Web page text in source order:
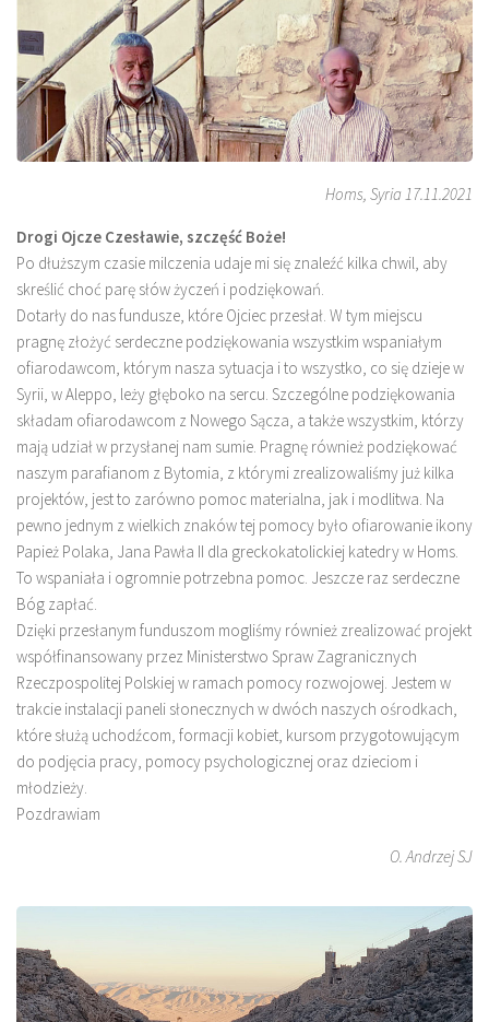
Homs, Syria 17.11.2021
Drogi Ojcze Czesławie, szczęść Boże!
Po dłuższym czasie milczenia udaje mi się znaleźć kilka chwil, aby
skreślić choć parę słów życzeń i podziękowań.
Dotarły do nas fundusze, które Ojciec przesłał. W tym miejscu
pragnę złożyć serdeczne podziękowania wszystkim wspaniałym
ofiarodawcom, którym nasza sytuacja i to wszystko, co się dzieje w
Syrii, w Aleppo, leży głęboko na sercu. Szczególne podziękowania
składam ofiarodawcom z Nowego Sącza, a także wszystkim, którzy
mają udział w przysłanej nam sumie. Pragnę również podziękować
naszym parafianom z Bytomia, z którymi zrealizowaliśmy już kilka
projektów, jest to zarówno pomoc materialna, jak i modlitwa. Na
pewno jednym z wielkich znaków tej pomocy było ofiarowanie ikony
Papież Polaka, Jana Pawła II dla greckokatolickiej katedry w Homs.
To wspaniała i ogromnie potrzebna pomoc. Jeszcze raz serdeczne
Bóg zapłać.
Dzięki przesłanym funduszom mogliśmy również zrealizować projekt
współfinansowany przez Ministerstwo Spraw Zagranicznych
Rzeczpospolitej Polskiej w ramach pomocy rozwojowej. Jestem w
trakcie instalacji paneli słonecznych w dwóch naszych ośrodkach,
które służą uchodźcom, formacji kobiet, kursom przygotowującym
do podjęcia pracy, pomocy psychologicznej oraz dzieciom i
młodzieży.
Pozdrawiam
O. Andrzej SJ